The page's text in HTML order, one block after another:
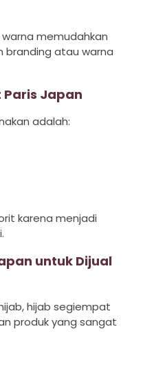
memudahkan
branding atau warna
Paris Japan
adalah:
karena menjadi
untuk Dijual
hijab segiempat
produk yang sangat